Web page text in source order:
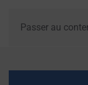
Passer au